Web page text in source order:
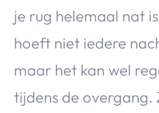
je rug helemaal nat
hoeft niet iedere
maar het kan wel
tijdens de